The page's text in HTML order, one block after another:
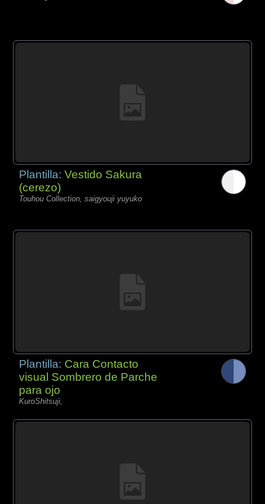
Plantilla:Vestido Sakura
(cerezo)
Touhou Collection, saigyouji yuyuko
Plantilla: Cara Contacto
visual Sombrero de Parche
para ojo
KuroShitsuji,